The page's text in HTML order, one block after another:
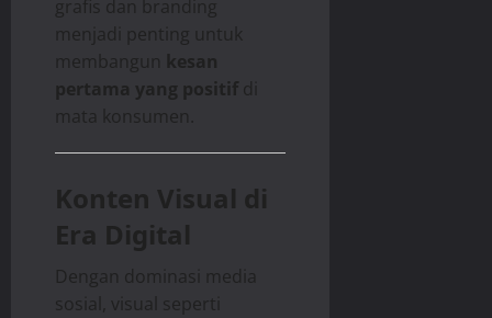
grafis dan branding
menjadi penting untuk
membangun kesan
pertama yang positif di
mata konsumen.
Konten Visual di
Era Digital
Dengan dominasi media
sosial, visual seperti